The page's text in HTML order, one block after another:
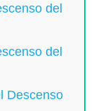
del
del
Descenso